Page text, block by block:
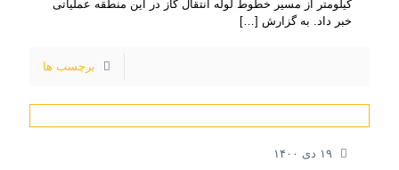
کیلومتر از مسیر خطوط لوله انتقال گاز در این منطقه عملیاتی
خبر داد. به گزارش […]
برچسب ها
۱۹ دی ۱۴۰۰